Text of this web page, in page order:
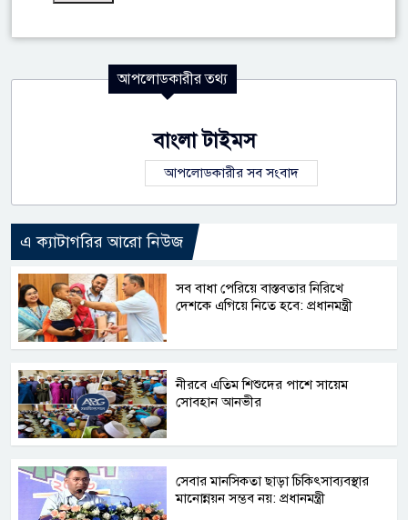
আপলোডকারীর তথ্য
বাংলা টাইমস
আপলোডকারীর সব সংবাদ
এ ক্যাটাগরির আরো নিউজ
সব বাধা পেরিয়ে বাস্তবতার নিরিখে
দেশকে এগিয়ে নিতে হবে: প্রধানমন্ত্রী
নীরবে এতিম শিশুদের পাশে সায়েম
সোবহান আনভীর
সেবার মানসিকতা ছাড়া চিকিৎসাব্যবস্থার
মানোন্নয়ন সম্ভব নয়: প্রধানমন্ত্রী